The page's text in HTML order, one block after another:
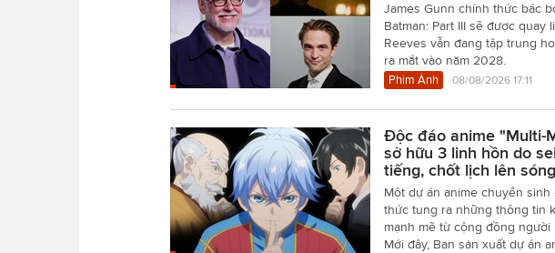
James Gunn chính thức bác
Batman: Part III sẽ được
Reeves vẫn đang tập trung
ra mắt vào năm 2028.
Phim Ảnh
08/08/2026 17:11
Độc đáo anime "Multi-
sở hữu 3 linh hồn do
tiếng, chốt lịch lên
Một dự án anime chuyển
thức tung ra những thông tin
mạnh mẽ từ cộng đồng người
Mới đây, Ban sản xuất dự án